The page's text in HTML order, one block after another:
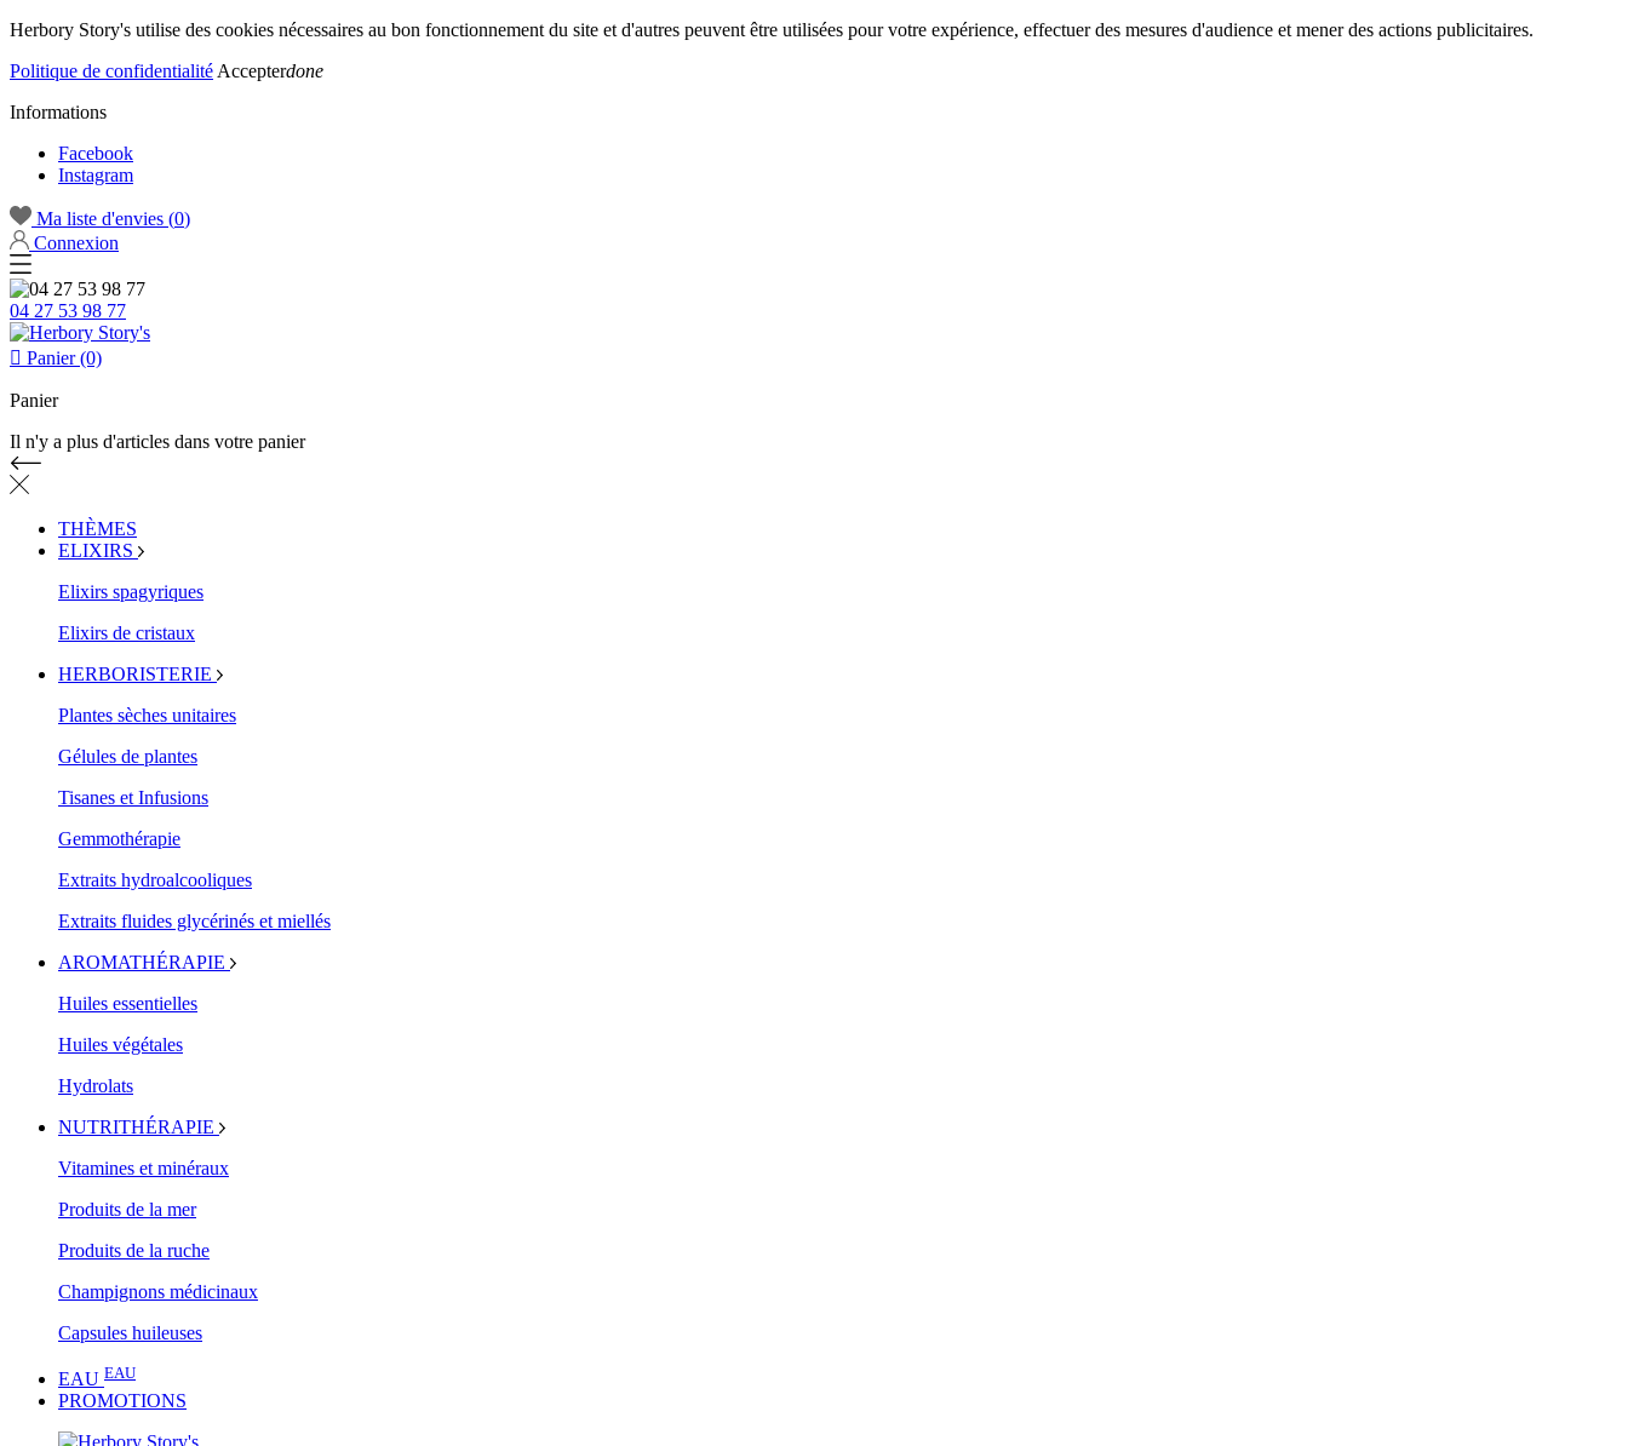
Herbory Story's utilise des cookies nécessaires au bon fonctionnement du site et d'autres peuvent être utilisées pour votre expérience, effectuer des mesures d'audience et mener des actions publicitaires.
Politique de confidentialité Accepterdone
Informations
Facebook
Instagram
Ma liste d'envies (0)
Connexion
04 27 53 98 77
 Panier (0)
Panier
Il n'y a plus d'articles dans votre panier
THÈMES
ELIXIRS
Elixirs spagyriques
Elixirs de cristaux
HERBORISTERIE
Plantes sèches unitaires
Gélules de plantes
Tisanes et Infusions
Gemmothérapie
Extraits hydroalcooliques
Extraits fluides glycérinés et miellés
AROMATHÉRAPIE
Huiles essentielles
Huiles végétales
Hydrolats
NUTRITHÉRAPIE
Vitamines et minéraux
Produits de la mer
Produits de la ruche
Champignons médicinaux
Capsules huileuses
EAU EAU
PROMOTIONS